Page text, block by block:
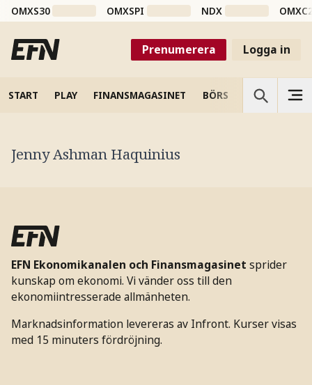
OMXS30 OMXSPI NDX
Prenumerera Logga in
START PLAY FINANSMAGASINET BÖRS VETENSKAP
Jenny Ashman Haquinius
EFN Ekonomikanalen och Finansmagasinet sprider
kunskap om ekonomi. Vi vänder oss till den
ekonomiintresserade allmänheten.
Marknadsinformation levereras av Infront. Kurser visas
med 15 minuters fördröjning.